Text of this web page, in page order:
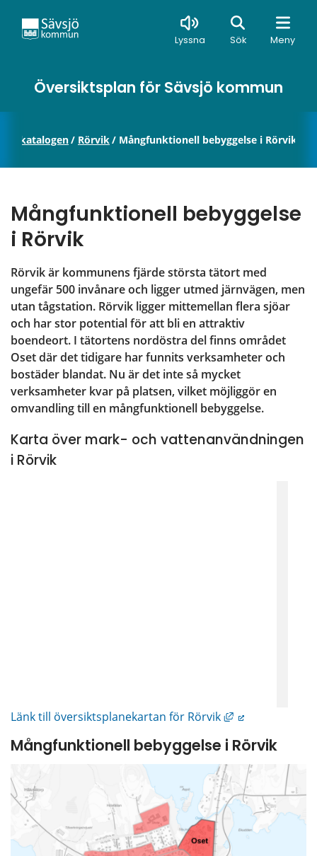
Lyssna Sök Meny
Sök
Översiktsplan för Sävsjö kommun
/ Rörvik/ Mångfunktionell bebyggelse i Rörvik
Mångfunktionell bebyggelse
i Rörvik
Rörvik är kommunens fjärde största tätort med
ungefär 500 invånare och ligger utmed järnvägen, men
utan tågstation. Rörvik ligger mittemellan flera sjöar
och har stor potential för att bli en attraktiv
boendeort. I tätortens nordöstra del finns området
Oset där det tidigare har funnits verksamheter och
bostäder blandat. Nu är det inte så mycket
verksamheter kvar på platsen, vilket möjliggör en
omvandling till en mångfunktionell bebyggelse.
Karta över mark- och vattenanvändningen
i Rörvik
Länk till översiktsplanekartan för Rörvik Länk till annan
Mångfunktionell bebyggelse i Rörvik